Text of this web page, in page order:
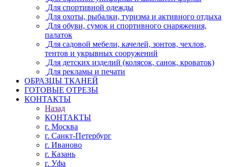
Для спортивной одежды
Для охоты, рыбалки, туризма и активного отдыха
Для обуви, сумок и спортивного снаряжения,
палаток
Для садовой мебели, качелей, зонтов, чехлов,
тентов и укрывных сооружений
Для детских изделий (колясок, санок, кроваток)
Для рекламы и печати
ОБРАЗЦЫ ТКАНЕЙ
ГОТОВЫЕ ОТРЕЗЫ
КОНТАКТЫ
Назад
КОНТАКТЫ
г. Москва
г. Санкт-Петербург
г. Иваново
г. Казань
г. Уфа